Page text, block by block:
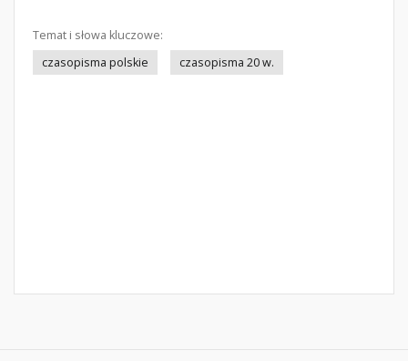
Temat i słowa kluczowe:
czasopisma polskie
czasopisma 20 w.